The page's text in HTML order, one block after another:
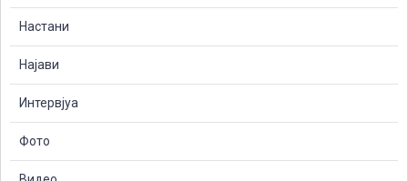
Настани
Најави
Интервјуа
Фото